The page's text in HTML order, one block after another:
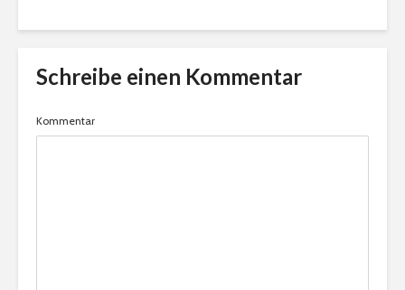
Schreibe einen Kommentar
Kommentar